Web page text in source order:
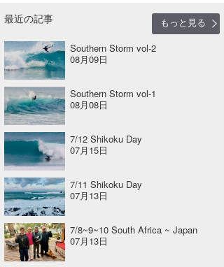
最近の記事
もっと見る
Southern Storm vol-2
08月09日
Southern Storm vol-1
08月08日
7/12 Shikoku Day
07月15日
7/11 Shikoku Day
07月13日
7/8~9~10 South Africa ~ Japan
07月13日